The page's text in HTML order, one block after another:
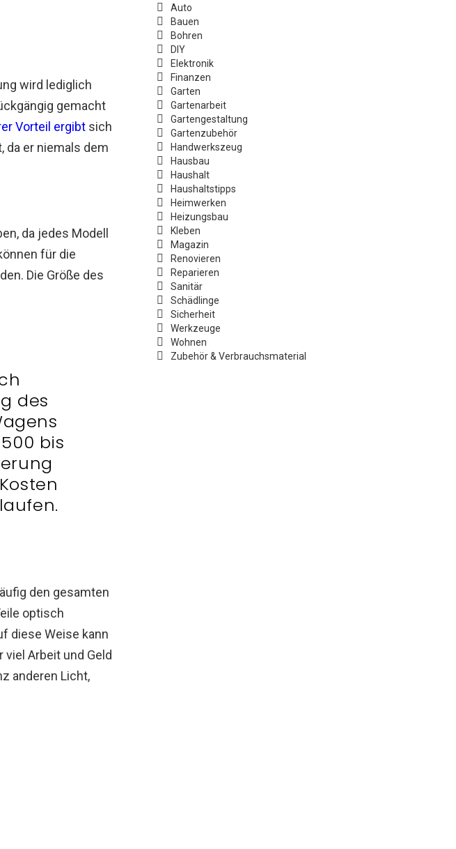
wird lediglich
gemacht
Vorteil ergibt sich
da er niemals dem
da jedes Modell
für die
Die Größe des
des
bis
den gesamten
optisch
diese Weise kann
Arbeit und Geld
anderen Licht,
Auto
Bauen
Bohren
DIY
Elektronik
Finanzen
Garten
Gartenarbeit
Gartengestaltung
Gartenzubehör
Handwerkszeug
Hausbau
Haushalt
Haushaltstipps
Heimwerken
Heizungsbau
Kleben
Magazin
Renovieren
Reparieren
Sanitär
Schädlinge
Sicherheit
Werkzeuge
Wohnen
Zubehör & Verbrauchsmaterial